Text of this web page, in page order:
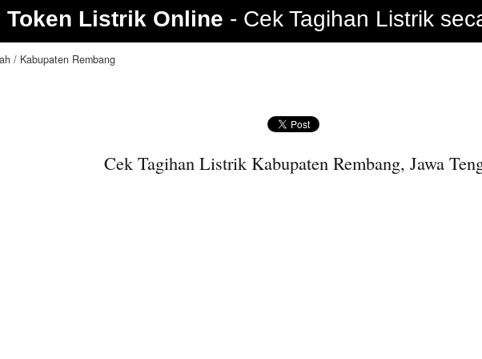
Token Listrik Online Cek Tagihan Listrik
Kabupaten Rembang
Cek Tagihan Listrik Kabupaten Rembang, Jawa